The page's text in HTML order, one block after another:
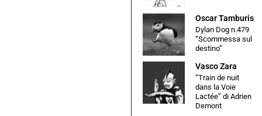
Oscar Tamburis
Dylan Dog n.479
“Scommessa sul
destino”
Vasco Zara
“Train de nuit
dans la Voie
Lactée” di Adrien
Demont